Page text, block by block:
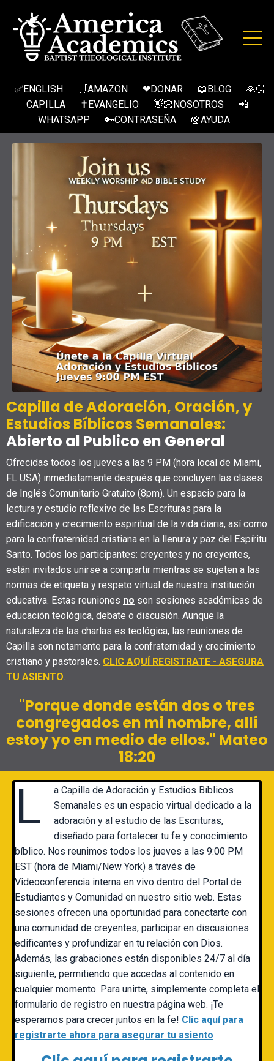
✅ENGLISH 🛒AMAZON ❤DONAR 📖BLOG
🙏🏻
CAPILLA
✝EVANGELIO 👋🏻NOSOTROS
📲
WHATSAPP
🔑CONTRASEÑA 🛟AYUDA
Capilla de Adoración, Oración,y
Estudios Bíblicos Semanales:
Abierto al Publico en General
Ofrecidas todos los jueves a las 9 PM (hora local de Miami,
FL USA) inmediatamente después que concluyen las clases
de Inglés Comunitario Gratuito (8pm). Un espacio para la
lectura y estudio reflexivo de las Escrituras para la
edificación y crecimiento espiritual de la vida diaria, así como
para la confraternidad cristiana en la llenura y paz del Espíritu
Santo. Todos los participantes: creyentes y no creyentes,
están invitados unirse a compartir mientras se sujeten a las
normas de etiqueta y respeto virtual de nuestra institución
educativa. Estas reuniones no son sesiones académicas de
educación teológica, debate o discusión. Aunque la
naturaleza de las charlas es teológica, las reuniones de
Capilla son netamente para la confraternidad y crecimiento
cristiano y pastorales. CLIC AQUÍ REGISTRATE - ASEGURA
TU ASIENTO.
"Porque donde están dos o tres
congregados en mi nombre, allí
estoy yo en medio de ellos." Mateo
18:20
L
a Capilla de Adoración y Estudios Bíblicos
Semanales es un espacio virtual dedicado a la
adoración y al estudio de las Escrituras,
diseñado para fortalecer tu fe y conocimiento
bíblico. Nos reunimos todos los jueves a las 9:00 PM
EST (hora de Miami/New York) a través de
Videoconferencia interna en vivo dentro del Portal de
Estudiantes y Comunidad en nuestro sitio web. Estas
sesiones ofrecen una oportunidad para conectarte con
una comunidad de creyentes, participar en discusiones
edificantes y profundizar en tu relación con Dios.
Además, las grabaciones están disponibles 24/7 al día
siguiente, permitiendo que accedas al contenido en
cualquier momento. Para unirte, simplemente completa el
formulario de registro en nuestra página web. ¡Te
esperamos para crecer juntos en la fe! Clic aquí para
registrarte ahora para asegurar tu asiento